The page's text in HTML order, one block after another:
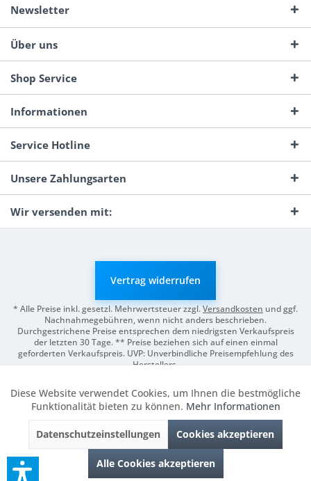
Newsletter
Über uns
Shop Service
Informationen
Service Hotline
Unsere Zahlungsarten
Wir versenden mit:
Vertrag widerrufen
* Alle Preise inkl. gesetzl. Mehrwertsteuer zzgl.Versandkosten und ggf.
Nachnahmegebühren, wenn nicht anders beschrieben.
Durchgestrichene Preise entsprechen dem niedrigsten Verkaufspreis
der letzten 30 Tage. ** Preise beziehen sich auf einen einmal
geforderten Verkaufspreis. UVP: Unverbindliche Preisempfehlung des
Herstellers.
Funktionale Aktiv
Marketing Inaktiv
Inaktiv
Diese Website verwendet Cookies, um Ihnen die bestmögliche
Funktionalität bieten zu können. Mehr Informationen
Datenschutzeinstellungen Cookies akzeptieren
Alle Cookies akzeptieren